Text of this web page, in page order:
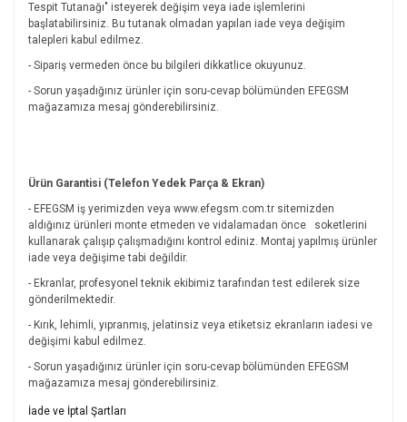
Tespit Tutanağı" isteyerek değişim veya iade işlemlerini
başlatabilirsiniz. Bu tutanak olmadan yapılan iade veya değişim
talepleri kabul edilmez.
- Sipariş vermeden önce bu bilgileri dikkatlice okuyunuz.
- Sorun yaşadığınız ürünler için soru-cevap bölümünden EFEGSM
mağazamıza mesaj gönderebilirsiniz.
Ürün Garantisi (Telefon Yedek Parça & Ekran)
- EFEGSM iş yerimizden veya www.efegsm.com.tr sitemizden
aldığınız ürünleri monte etmeden ve vidalamadan önce
soketlerini
kullanarak çalışıp çalışmadığını kontrol ediniz. Montaj yapılmış ürünler
iade veya değişime tabi değildir.
- Ekranlar, profesyonel teknik ekibimiz tarafından test edilerek size
gönderilmektedir.
- Kırık, lehimli, yıpranmış, jelatinsiz veya etiketsiz ekranların iadesi ve
değişimi kabul edilmez.
- Sorun yaşadığınız ürünler için soru-cevap bölümünden EFEGSM
mağazamıza mesaj gönderebilirsiniz.
Bu ürünün fiyat bilgisi, resim, ürün açıklamalarında ve diğer
İade ve İptal Şartları